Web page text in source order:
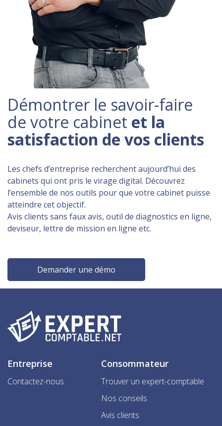
Démontrer le savoir-faire
de votre cabinet et la
satisfaction de vos clients
Les chefs d’entreprise recherchent aujourd’hui des
cabinets qui ont pris le virage digital. Découvrez
l’ensemble de nos outils pour que votre cabinet puisse
atteindre cet objectif.
Avis clients sans faux avis, outil de diagnostics en ligne,
deviseur, lettre de mission en ligne etc.
Demander une démo
Entreprise
Contactez-nous
Consommateur
Trouver un expert-comptable
Nos conseils
Avis clients